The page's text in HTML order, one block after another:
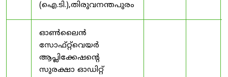
(ഐ.ടി.),തിരുവനന്തപുരം
ഓൺലൈൻ
സോഫ്റ്റ്‌വെയർ
ആപ്ലിക്കേഷന്റെ
സുരക്ഷാ ഓഡിറ്റ്